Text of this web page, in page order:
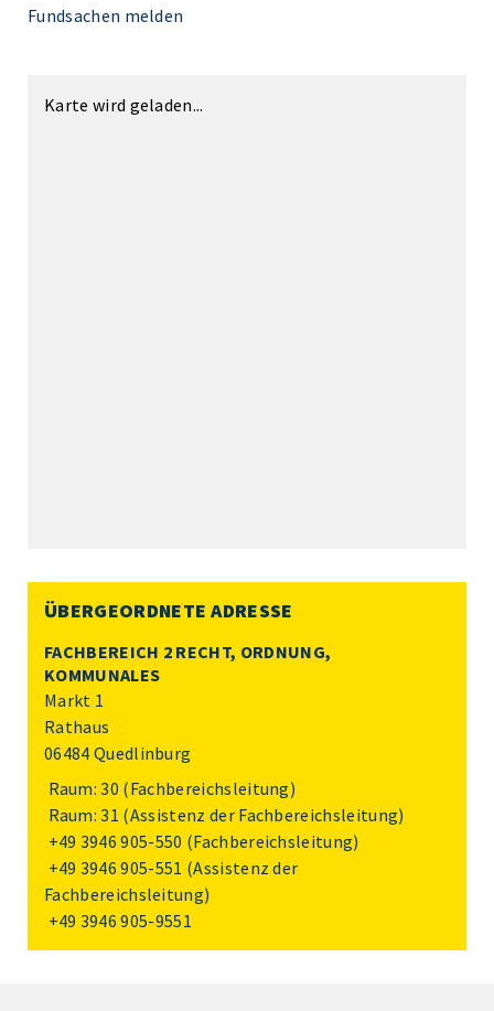
Fundsachen melden
Karte wird geladen...
ÜBERGEORDNETE ADRESSE
FACHBEREICH 2 RECHT, ORDNUNG,
KOMMUNALES
Markt 1
Rathaus
06484 Quedlinburg
Raum: 30 (Fachbereichsleitung)
Raum: 31 (Assistenz der Fachbereichsleitung)
+49 3946 905-550 (Fachbereichsleitung)
+49 3946 905-551 (Assistenz der
Fachbereichsleitung)
+49 3946 905-9551